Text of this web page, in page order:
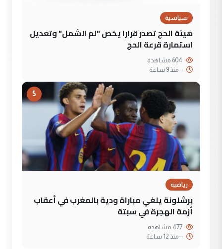
سياسية
هيئة الحج تصدر قرارا يخص "لم الشمل" وتعديل
استمارة قرعة الحج
--منذ 9 ساعة
5
رياضية
برشلونة يلغي مباراة ودية بالمغرب في أعقاب
أزمة الهجرة في سبتة
--منذ 12 ساعة